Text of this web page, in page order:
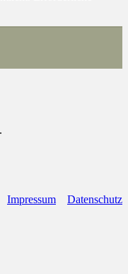
Impressum Datenschutz